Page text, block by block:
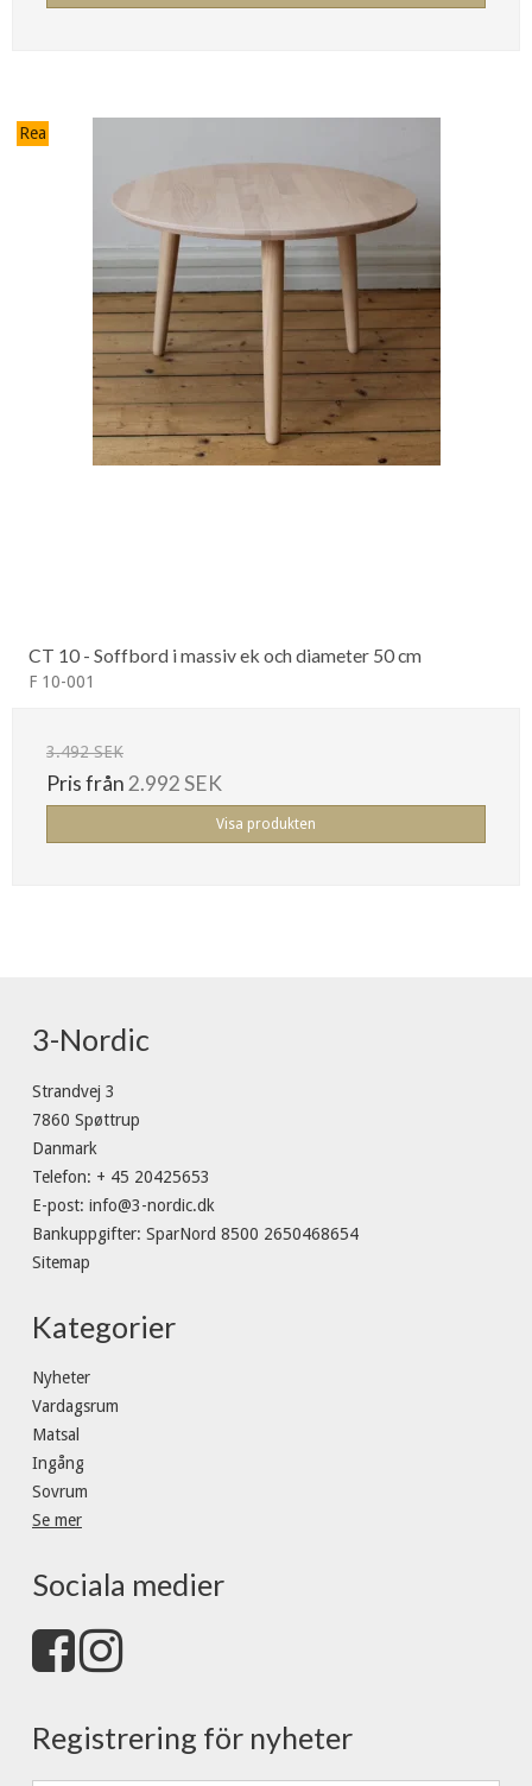
Rea
CT 10 - Soffbord i massiv ek och diameter 50 cm
F 10-001
3.492 SEK
Pris från 2.992 SEK
Visa produkten
3-Nordic
Strandvej 3
7860 Spøttrup
Danmark
Telefon: + 45 20425653
E-post: info@3-nordic.dk
Bankuppgifter: SparNord 8500 2650468654
Sitemap
Kategorier
Nyheter
Vardagsrum
Matsal
Ingång
Sovrum
Se mer
Sociala medier
Registrering för nyheter